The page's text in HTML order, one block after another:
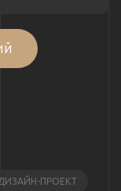
ДИЗАЙН-ПРОЕКТ